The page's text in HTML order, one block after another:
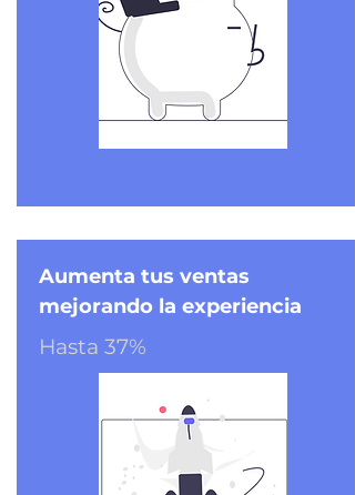
Aumenta tus ventas
mejorando la experiencia
Hasta 37%